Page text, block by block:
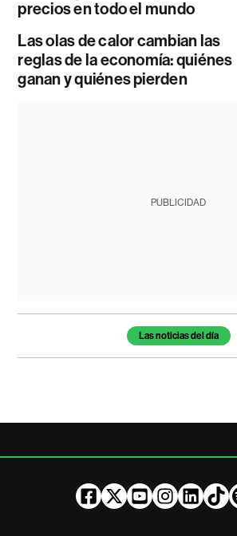
precios en todo el mundo
Las olas de calor cambian las
reglas de la economía: quiénes
ganan y quiénes pierden
PUBLICIDAD
Temas de este artículoLas noticias del día